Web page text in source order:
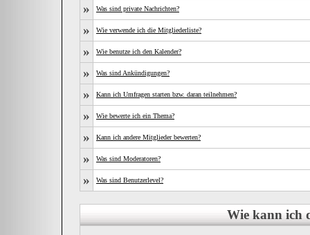
» Was sind private Nachrichten?
» Wie verwende ich die Mitgliederliste?
» Wie benutze ich den Kalender?
» Was sind Ankündigungen?
» Kann ich Umfragen starten bzw. daran teilnehmen?
» Wie bewerte ich ein Thema?
» Kann ich andere Mitglieder bewerten?
» Was sind Moderatoren?
» Was sind Benutzerlevel?
Wie kann ich